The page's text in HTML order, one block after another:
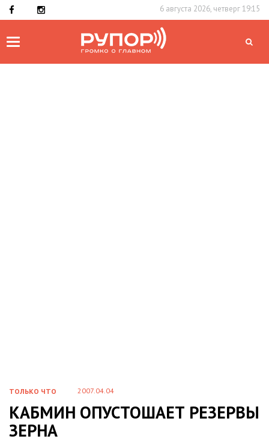
6 августа 2026, четверг 19:15
Toggle
ТОЛЬКО ЧТО 2007.04.04
КАБМИН ОПУСТОШАЕТ РЕЗЕРВЫ
ЗЕРНА